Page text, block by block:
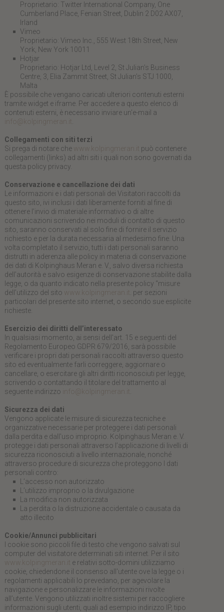
Proprietario: Twitter International Company, One
Cumberland Place, Fenian Street, Dublin 2 D02 AX07,
Irland
Vimeo
Proprietario: Vimeo Inc., 555 West 18th Street, New
York, New York 10011
Hotjar
Proprietario: Hotjar Ltd, Level 2, St Julian’s Business
Centre, 3, Elia Zammit Street, St Julian’s STJ 1000,
Malta
È possibile che vengano caricati ulteriori contenuti esterni
tramite widget e iframe. Per accedere a questo elenco di
contenuti esterni, è necessario inviare un'e-mail a
info@kolpingmeran.it
Collegamenti con siti terzi
Si prega di notare che www.kolpingmeran.it può contenere
collegamenti (links) ad altri siti i quali non sono governati da
questa policy privacy.
Conservazione e cancellazione dei dati
Le informazioni e i dati personali dei Visitatori raccolti da
questo sito, ivi inclusi i dati liberamente forniti al fine di
ottenere l’invio di materiale informativo o di altre
comunicazioni scrivendo nei moduli di contatto di questo
sito, saranno conservati al solo fine di fornire il servizio
richiesto e per la durata necessaria al medesimo fine. Una
volta completato il servizio, tutti i dati personali saranno
distrutti in aderenza alle policy in materia di conservazione
dei dati di Kolpinghaus Meran e. V., salvo diversa richiesta
dell’autorità e salvo esigenze di conservazione stabilite dalla
legge, o da quanto indicato nella presente policy “misure
dell’utilizzo del sito www.kolpingmeran.it . per sezioni
particolari del presente sito internet, o secondo sue esplicite
richieste.
Esercizio dei diritti dell’interessato
In qualsiasi momento, ai sensi dell'art. 15 e seguenti del
Regolamento Europeo GDPR 679/2016, sarà possibile
verificare i propri dati personali raccolti attraverso questo
sito ed eventualmente farli correggere, aggiornare o
cancellare, o esercitare gli altri diritti riconosciuti per legge,
scrivendo o contattando il titolare del trattamento al
seguente indirizzo info@kolpingmeran.it
Sicurezza dei dati
Vengono applicate le misure di sicurezza tecniche e
organizzative necessarie per proteggere i dati personali
dalla perdita e dall'uso improprio. Kolpinghaus Meran e. V.
protegge i dati personali attraverso l’applicazione di livelli di
sicurezza riconosciuti a livello internazionale, nonché
attraverso procedure di sicurezza che proteggono I dati
personali contro:
L’accesso non autorizzato
L’utilizzo improprio o la divulgazione
La modifica non autorizzata
La perdita o la distruzione accidentale o causata da
atto illecito
Cookie/Annunci pubblicitari
I cookie sono piccoli file di testo che vengono salvati sul
computer del visitatore determinati siti internet. Per il sito
www.kolpingmeran.it e relativi sotto-domini utilizziamo
cookie, chiedendone il consenso all'utente ove la legge o i
regolamenti applicabili lo prevedano, per agevolare la
navigazione e personalizzare le informazioni rivolte
all’utente. Vengono utilizzati inoltre sistemi per raccogliere
informazioni sugli utenti, quali ad esempio indirizzo IP, tipo